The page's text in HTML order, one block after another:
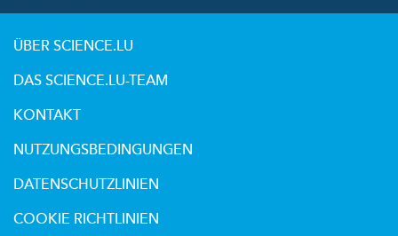
ÜBER SCIENCE.LU
DAS SCIENCE.LU-TEAM
KONTAKT
NUTZUNGSBEDINGUNGEN
DATENSCHUTZLINIEN
COOKIE RICHTLINIEN